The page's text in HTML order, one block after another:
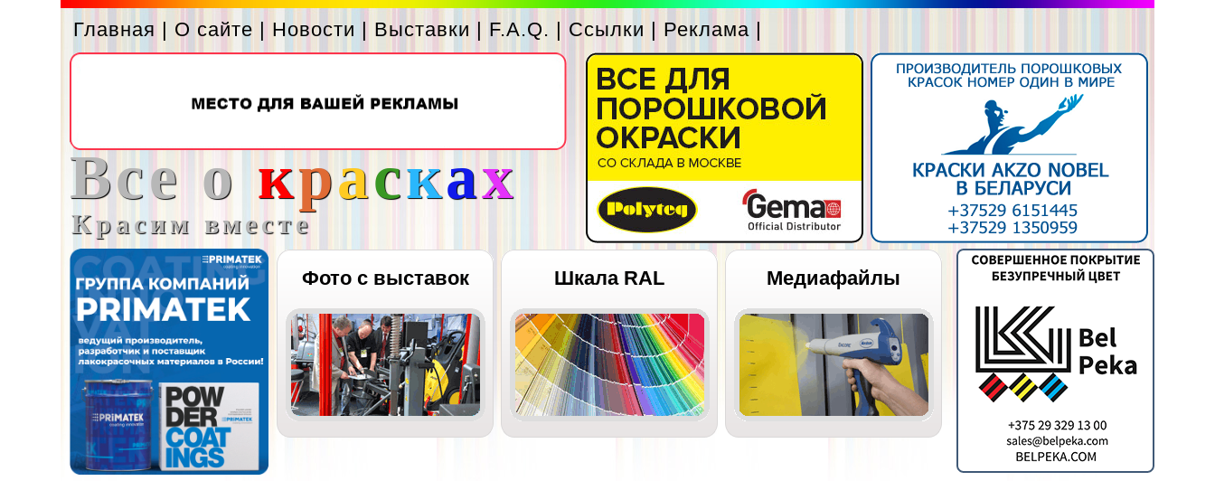
Главная | О сайте | Новости | Выставки | F.A.Q. | Ссылки | Реклама |
Все о красках
Красим вместе
Фото с выставок Шкала RAL Медиафайлы